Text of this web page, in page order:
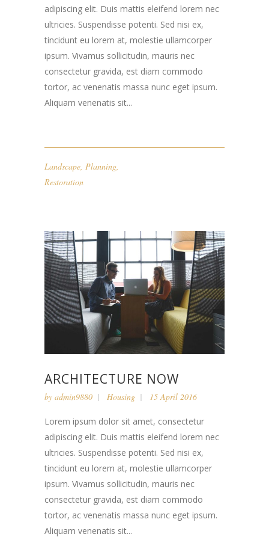
adipiscing elit. Duis mattis eleifend lorem nec
ultricies. Suspendisse potenti. Sed nisi ex,
tincidunt eu lorem at, molestie ullamcorper
ipsum. Vivamus sollicitudin, mauris nec
consectetur gravida, est diam commodo
tortor, ac venenatis massa nunc eget ipsum.
Aliquam venenatis sit...
Landscape, Planning,
Restoration
ARCHITECTURE NOW
by admin9880 Housing 15 April 2016
Lorem ipsum dolor sit amet, consectetur
adipiscing elit. Duis mattis eleifend lorem nec
ultricies. Suspendisse potenti. Sed nisi ex,
tincidunt eu lorem at, molestie ullamcorper
ipsum. Vivamus sollicitudin, mauris nec
consectetur gravida, est diam commodo
tortor, ac venenatis massa nunc eget ipsum.
Aliquam venenatis sit...